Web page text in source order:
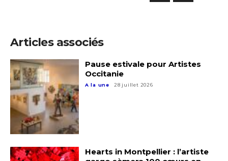
Articles associés
Pause estivale pour Artistes
Occitanie
A la une 28 juillet 2026
Hearts in Montpellier : l’artiste